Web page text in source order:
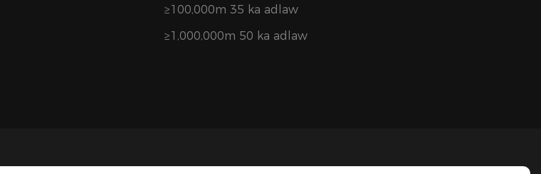
≥100,000m 35 ka adlaw
≥1,000,000m 50 ka adlaw